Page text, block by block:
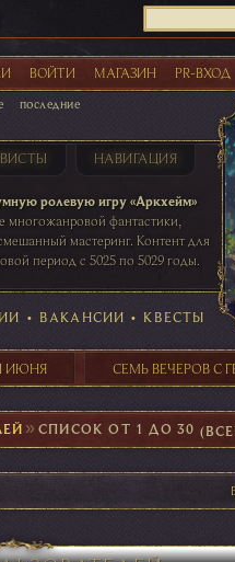
ВОЙТИ МАГАЗИН PR-ВХОД
последние
НАВИГАЦИЯ
ролевую игру «Аркхейм»
многожанровой фантастики,
мастеринг. Контент для
период с 5025 по 5029 годы.
активности
29 ПОСТОВ 24 ПОСТОВ
• ВАКАНСИИ • КВЕСТЫ
ИЮНЯ СЕМЬ ВЕЧЕРОВ С
►СПИСОК ОТ 1 ДО 30